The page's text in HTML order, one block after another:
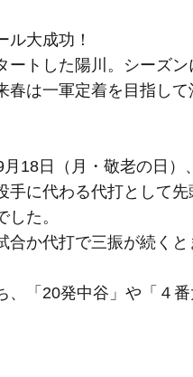
大成功！
トした陽川。シーズ
は一軍定着を目指し
18日（月・敬老の日
に代わる代打として
た。
か代打で三振が続く
「20発中谷」や「４